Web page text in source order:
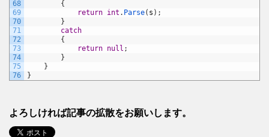
68
69
70
71
72
73
74
75
76
{
return int . Parse( s ) ;
}
catch
{
return null ;
}
}
}
よろしければ記事の拡散をお願いします。